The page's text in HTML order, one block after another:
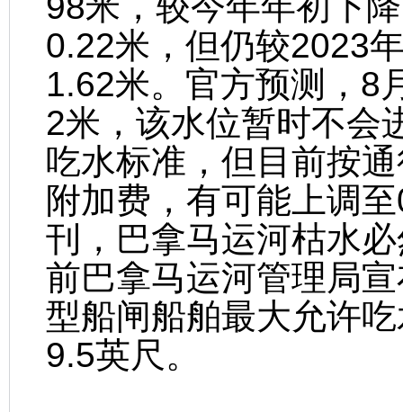
0.22米，但仍较2023
1.62米。官方预测，8
2米，该水位暂时不会
吃水标准，但目前按
附加费，有可能上调
刊，巴拿马运河枯水
前巴拿马运河管理局
型船闸船舶最大允许
9.5英尺。